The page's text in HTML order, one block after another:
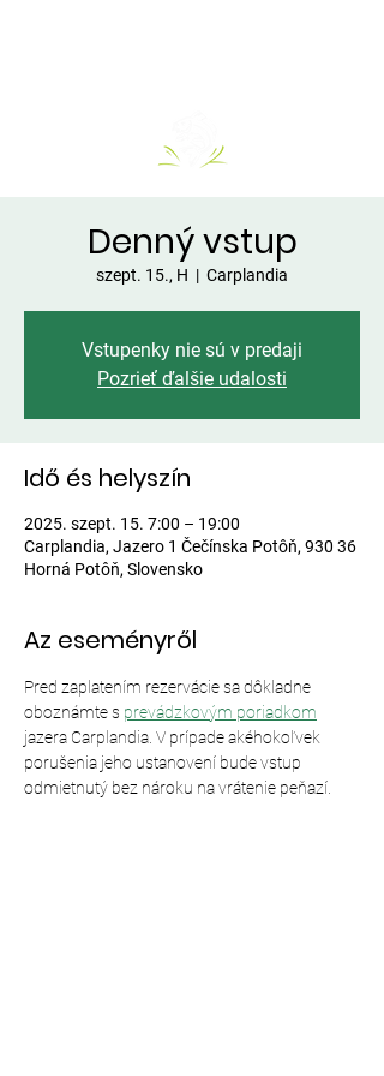
Denný vstup
szept. 15., H
  |
Carplandia
Vstupenky nie sú v predaji
Pozrieť ďalšie udalosti
Idő és helyszín
2025. szept. 15. 7:00 – 19:00
Carplandia, Jazero 1 Čečínska Potôň, 930 36
Horná Potôň, Slovensko
Az eseményről
Pred zaplatením rezervácie sa dôkladne
oboznámte s prevádzkovým poriadkom
jazera Carplandia. V prípade akéhokoľvek
porušenia jeho ustanovení bude vstup
odmietnutý bez nároku na vrátenie peňazí.